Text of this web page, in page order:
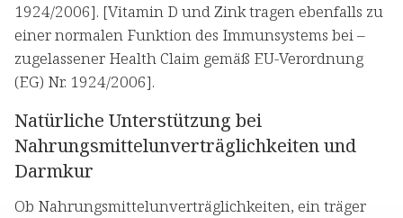
1924/2006]. [Vitamin D und Zink tragen ebenfalls zu
einer normalen Funktion des Immunsystems bei –
zugelassener Health Claim gemäß EU-Verordnung
(EG) Nr. 1924/2006].
Natürliche Unterstützung bei
Nahrungsmittelunverträglichkeiten und
Darmkur
Ob Nahrungsmittelunverträglichkeiten, ein träger